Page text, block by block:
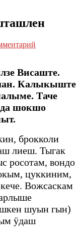
Висаште.
Калыкыште
Таче
шокшо
брокколи
лиеш. Тыгак
росотам, вондо
цуккиним,
Вожсаскам
шуын гын)
ӱдаш